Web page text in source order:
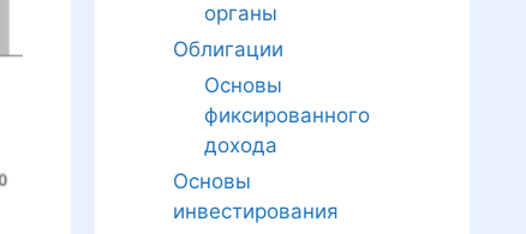
органы
Облигации
Основы
фиксированного
дохода
Основы
инвестирования